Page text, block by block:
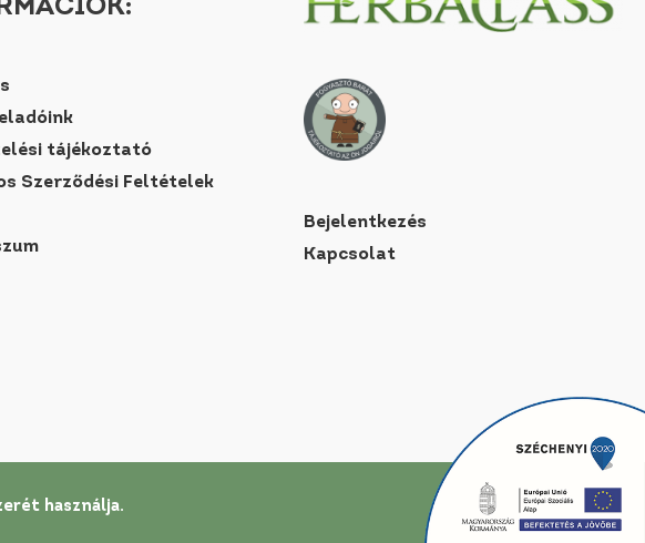
tájékoztató
Szerződési Feltételek
Bejelentkezés
Kapcsolat
használja.